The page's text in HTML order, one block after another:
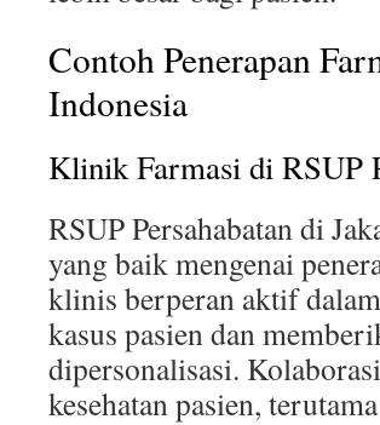
Contoh Penerapan
Indonesia
Klinik Farmasi di RSUP
RSUP Persahabatan di
yang baik mengenai
klinis berperan aktif
kasus pasien dan
dipersonalisasi.
kesehatan pasien,